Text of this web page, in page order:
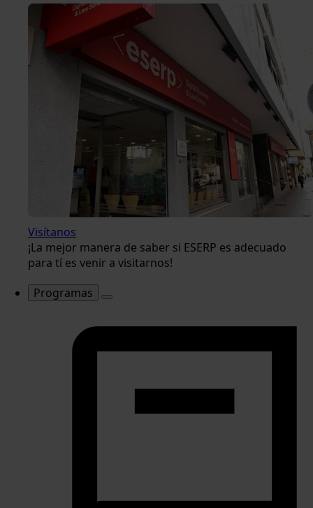
Visítanos
¡La mejor manera de saber si ESERP es adecuado
para tí es venir a visitarnos!
Programas